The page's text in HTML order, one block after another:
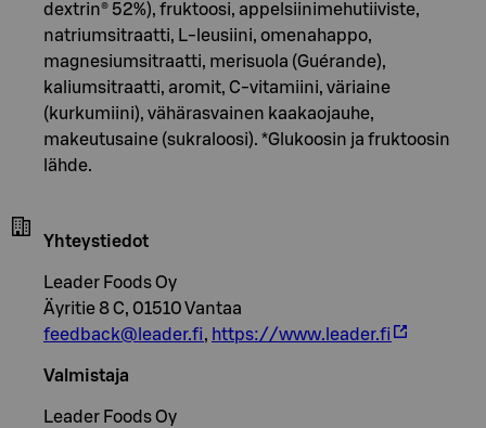
dextrin® 52%), fruktoosi, appelsiinimehutiiviste,
natriumsitraatti, L-leusiini, omenahappo,
magnesiumsitraatti, merisuola (Guérande),
kaliumsitraatti, aromit, C-vitamiini, väriaine
(kurkumiini), vähärasvainen kaakaojauhe,
makeutusaine (sukraloosi). *Glukoosin ja fruktoosin
lähde.
Yhteystiedot
Leader Foods Oy
Äyritie 8 C, 01510 Vantaa
feedback@leader.fi, https://www.leader.fi
Valmistaja
Leader Foods Oy